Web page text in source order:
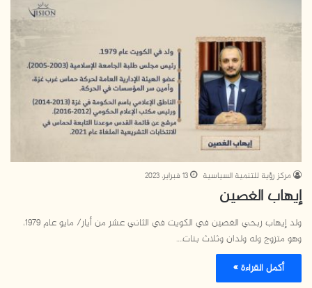
مركز رؤية للتنمية السياسية 13 فبراير، 2023
إيهاب الغصين
ولد إيهاب ربحي الغصين في الكويت في الثاني عشر من أيار/ مايو عام 1979،
وهو متزوج وله ولدان وثلاث بنات.…
أكمل القراءة »